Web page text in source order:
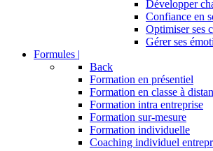
Développer
Confiance en
Optimiser ses
Gérer ses
Formules |
Back
Formation en présentiel
Formation en classe à
Formation intra entreprise
Formation sur-mesure
Formation individuelle
Coaching individuel